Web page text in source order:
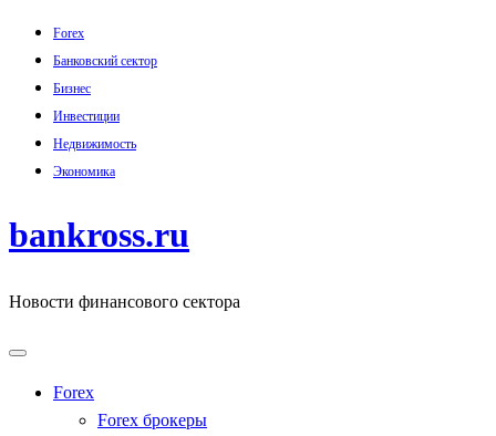
Skip
content
Forex
Банковский сектор
Бизнес
Инвестиции
Недвижимость
Экономика
bankross.ru
Новости финансового сектора
Forex
Forex брокеры